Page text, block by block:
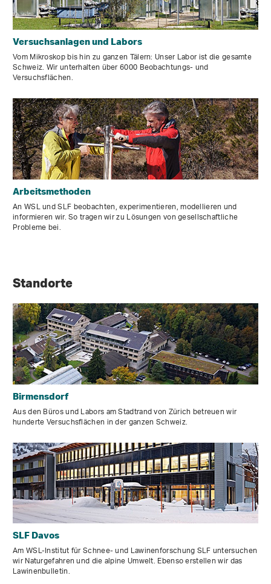
Versuchsanlagen und Labors
Vom Mikroskop bis hin zu ganzen Tälern: Unser Labor ist die gesamte
Schweiz. Wir unterhalten über 6000 Beobachtungs- und
Versuchsflächen.
Arbeitsmethoden
An WSL und SLF beobachten, experimentieren, modellieren und
informieren wir. So tragen wir zu Lösungen von gesellschaftliche
Probleme bei.
Standorte
Birmensdorf
Aus den Büros und Labors am Stadtrand von Zürich betreuen wir
hunderte Versuchsflächen in der ganzen Schweiz.
SLF Davos
Am WSL-Institut für Schnee- und Lawinenforschung SLF untersuchen
wir Naturgefahren und die alpine Umwelt. Ebenso erstellen wir das
Lawinenbulletin.